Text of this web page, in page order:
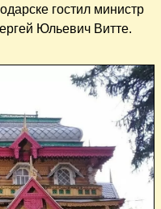
гостил министр
Юльевич Витте.